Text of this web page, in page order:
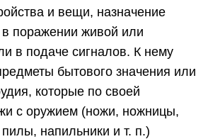
и вещи, назначение
в поражении живой или
в подаче сигналов. К нему
бытового значения или
которые по своей
с оружием (ножи, ножницы,
напильники и т. п.)